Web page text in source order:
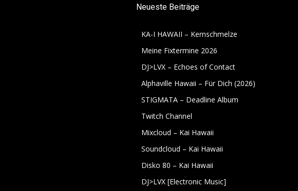
Neueste Beiträge
KA-I HAWAII – Kernschmelze
Meine Fixtermine 2026
DJ>LVX – Echoes of Contact
Alphaville Hawaii – Für Dich (2026)
STIGMATA – Deadline Album
Twitch Channel
Mixcloud – Kai Hawaii
Soundcloud – Kai Hawaii
Disko 80 – Kai Hawaii
DJ>LVX [Electronic Music]